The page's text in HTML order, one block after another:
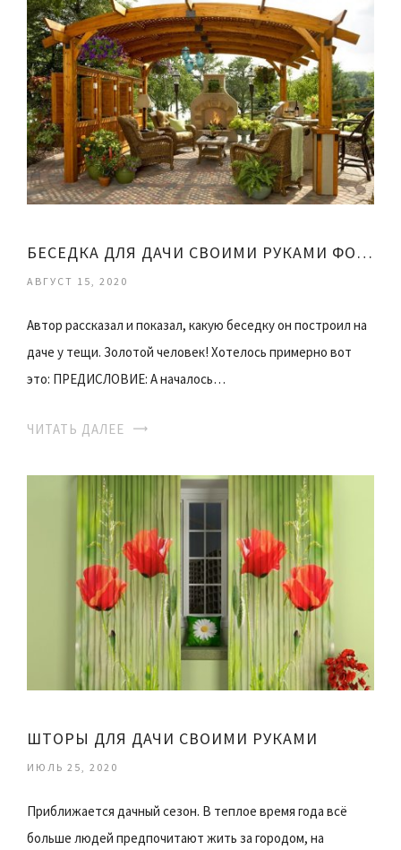
БЕСЕДКА ДЛЯ ДАЧИ СВОИМИ РУКАМИ ФОТО
АВГУСТ 15, 2020
Автор рассказал и показал, какую беседку он построил на
даче у тещи. Золотой человек! Хотелось примерно вот
это: ПРЕДИСЛОВИЕ: А началось…
ЧИТАТЬ ДАЛЕЕ
ШТОРЫ ДЛЯ ДАЧИ СВОИМИ РУКАМИ
ИЮЛЬ 25, 2020
Приближается дачный сезон. В теплое время года всё
больше людей предпочитают жить за городом, на